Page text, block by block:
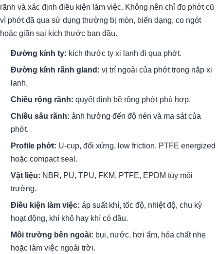
rãnh và xác định điều kiện làm việc. Không nên chỉ đo phớt cũ
vì phớt đã qua sử dụng thường bị mòn, biến dạng, co ngót
hoặc giãn sai kích thước ban đầu.
Đường kính ty: kích thước ty xi lanh đi qua phớt.
Đường kính rãnh gland: vị trí ngoài của phớt trong nắp xi
lanh.
Chiều rộng rãnh: quyết định bề rộng phớt phù hợp.
Chiều sâu rãnh: ảnh hưởng đến độ nén và ma sát của
phớt.
Profile phớt: U-cup, đối xứng, low friction, PTFE energized
hoặc compact seal.
Vật liệu: NBR, PU, TPU, FKM, PTFE, EPDM tùy môi
trường.
Điều kiện làm việc: áp suất khí, tốc độ, nhiệt độ, chu kỳ
hoạt động, khí khô hay khí có dầu.
Môi trường bên ngoài: bụi, nước, hơi ẩm, hóa chất nhẹ
hoặc làm việc ngoài trời.